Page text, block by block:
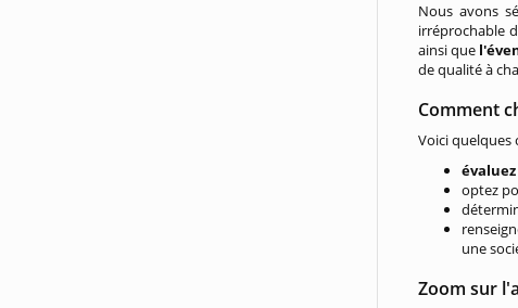
Nous avons
irréprochable
ainsi que
de qualité à
Comment
Voici quelques
optez
une
Zoom sur